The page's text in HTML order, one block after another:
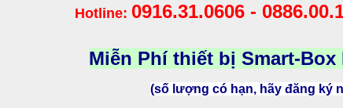
Hotline: 0916.31.0606 -
Miễn Phí thiết bị Smart-Box
(số lượng có hạn, hãy đăng ký